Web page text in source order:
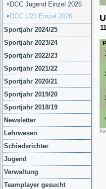
DCC Jugend Einzel 2026
DCC U23 Einzel 2026
Sportjahr 2024/25
Sportjahr 2023/24
Sportjahr 2022/23
Sportjahr 2021/22
Sportjahr 2020/21
Sportjahr 2019/20
Sportjahr 2018/19
Newsletter
Lehrwesen
Schiedsrichter
Jugend
Verwaltung
Teamplayer gesucht